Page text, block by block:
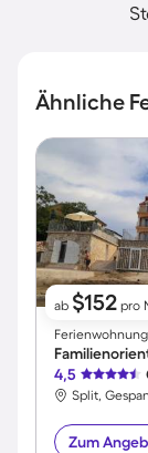
Ähnliche
ab $152 pro
Ferienwohnung
4,5
Zum